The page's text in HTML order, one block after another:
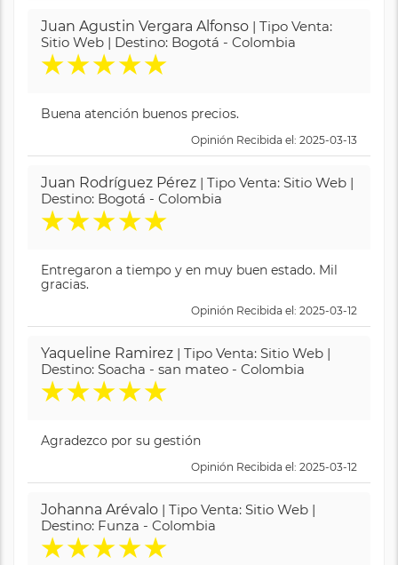
Juan Agustin Vergara Alfonso | Tipo Venta:
Sitio Web | Destino: Bogotá - Colombia
★★★★★
Buena atención buenos precios.
Opinión Recibida el: 2025-03-13
Juan Rodríguez Pérez | Tipo Venta: Sitio Web |
Destino: Bogotá - Colombia
★★★★★
Entregaron a tiempo y en muy buen estado. Mil
gracias.
Opinión Recibida el: 2025-03-12
Yaqueline Ramirez | Tipo Venta: Sitio Web |
Destino: Soacha - san mateo - Colombia
★★★★★
Agradezco por su gestión
Opinión Recibida el: 2025-03-12
Johanna Arévalo | Tipo Venta: Sitio Web |
Destino: Funza - Colombia
★★★★★